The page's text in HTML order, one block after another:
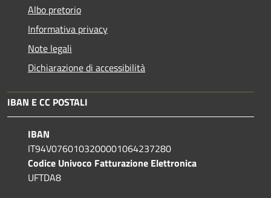
Albo pretorio
Informativa privacy
Note legali
Dichiarazione di accessibilità
IBAN E CC POSTALI
IBAN
IT94V0760103200001064237280
Codice Univoco Fatturazione Elettronica
UFTDA8